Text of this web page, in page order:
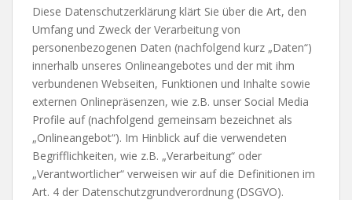
Diese Datenschutzerklärung klärt Sie über die Art, den
Umfang und Zweck der Verarbeitung von
personenbezogenen Daten (nachfolgend kurz „Daten“)
innerhalb unseres Onlineangebotes und der mit ihm
verbundenen Webseiten, Funktionen und Inhalte sowie
externen Onlinepräsenzen, wie z.B. unser Social Media
Profile auf (nachfolgend gemeinsam bezeichnet als
„Onlineangebot“). Im Hinblick auf die verwendeten
Begrifflichkeiten, wie z.B. „Verarbeitung“ oder
„Verantwortlicher“ verweisen wir auf die Definitionen im
Art. 4 der Datenschutzgrundverordnung (DSGVO).